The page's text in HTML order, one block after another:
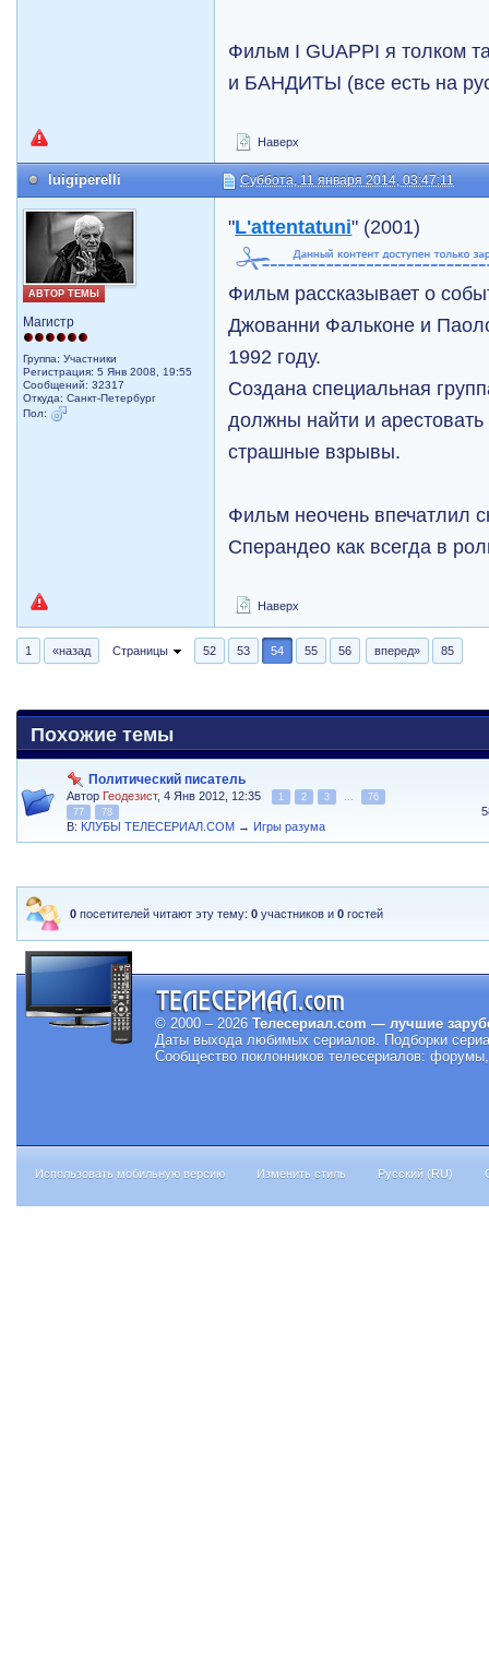
Фильм I GUAPPI я толком
и БАНДИТЫ (все есть на
Наверх
luigiperelli Суббота, 11 января 2014, 03:47:11
АВТОР ТЕМЫ
Магистр
Группа: Участники
Регистрация: 5 Янв 2008, 19:55
Сообщений: 32317
Откуда: Санкт-Петербург
Пол:
"L'attentatuni" (2001)
Фильм рассказывает о
Джованни Фальконе и
1992 году.
Создана специальная
должны найти и арестовать
страшные взрывы.
Фильм неочень впечатлил
Сперандео как всегда в
Наверх
1 «назад Страницы 52 53 54 55 56 вперед» 85
Похожие темы
Политический писатель
Автор Геодезист, 4 Янв 2012, 12:35 1 2 3
76
77
78
В: КЛУБЫ ТЕЛЕСЕРИАЛ.COM → Игры разума
0 посетителей читают эту тему:0 участников и0 гостей
© 2000 – 2026 Телесериал.com — лучшие
Даты выхода любимых сериалов. Подборки
Сообщество поклонников телесериалов:
Использовать мобильную версию Изменить стиль Русский (RU)